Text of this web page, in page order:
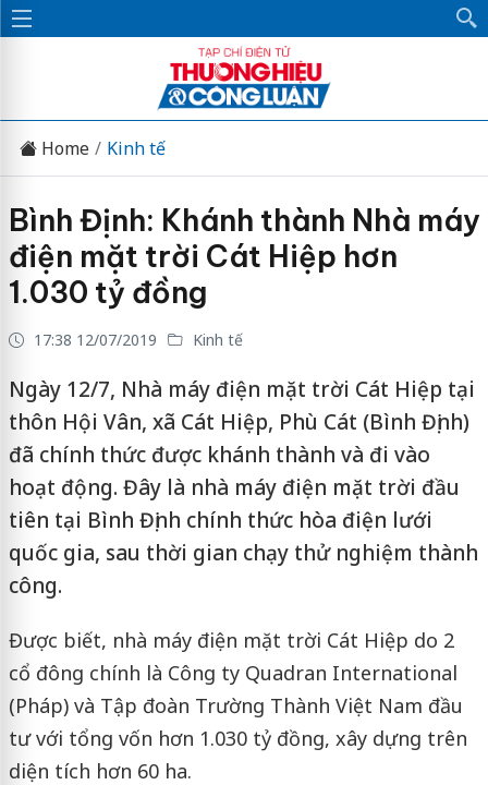
Home Kinh tế
Bình Định: Khánh thành Nhà máy
điện mặt trời Cát Hiệp hơn
1.030 tỷ đồng
17:38 12/07/2019 Kinh tế
Ngày 12/7, Nhà máy điện mặt trời Cát Hiệp tại
thôn Hội Vân, xã Cát Hiệp, Phù Cát (Bình Định)
đã chính thức được khánh thành và đi vào
hoạt động. Đây là nhà máy điện mặt trời đầu
tiên tại Bình Định chính thức hòa điện lưới
quốc gia, sau thời gian chạy thử nghiệm thành
công.
Được biết, nhà máy điện mặt trời Cát Hiệp do 2
cổ đông chính là Công ty Quadran International
(Pháp) và Tập đoàn Trường Thành Việt Nam đầu
tư với tổng vốn hơn 1.030 tỷ đồng, xây dựng trên
diện tích hơn 60 ha.